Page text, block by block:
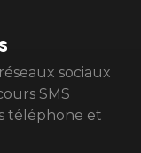
sociaux
SMS
téléphone et